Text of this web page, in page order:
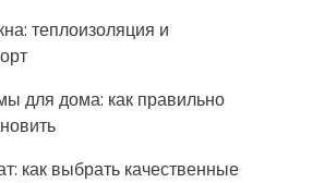
теплоизоляция и
для дома: как правильно
как выбрать качественные